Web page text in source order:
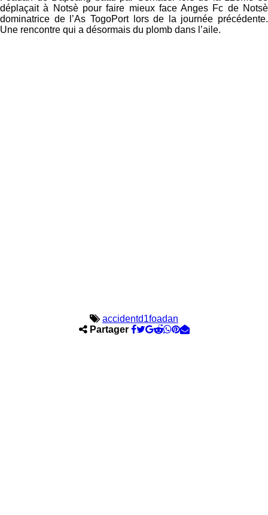
déplaçait à Notsè pour faire mieux face Anges Fc de Notsè
dominatrice de l’As TogoPort lors de la journée précédente.
Une rencontre qui a désormais du plomb dans l’aile.
accidentd1foadan
Partager